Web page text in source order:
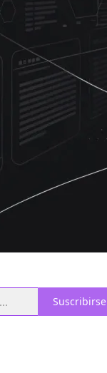
Suscribirse